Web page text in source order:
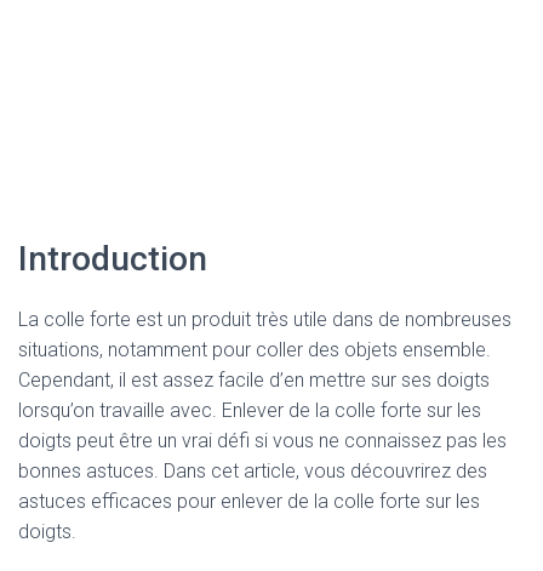
Introduction
La colle forte est un produit très utile dans de nombreuses
situations, notamment pour coller des objets ensemble.
Cependant, il est assez facile d’en mettre sur ses doigts
lorsqu’on travaille avec. Enlever de la colle forte sur les
doigts peut être un vrai défi si vous ne connaissez pas les
bonnes astuces. Dans cet article, vous découvrirez des
astuces efficaces pour enlever de la colle forte sur les
doigts.